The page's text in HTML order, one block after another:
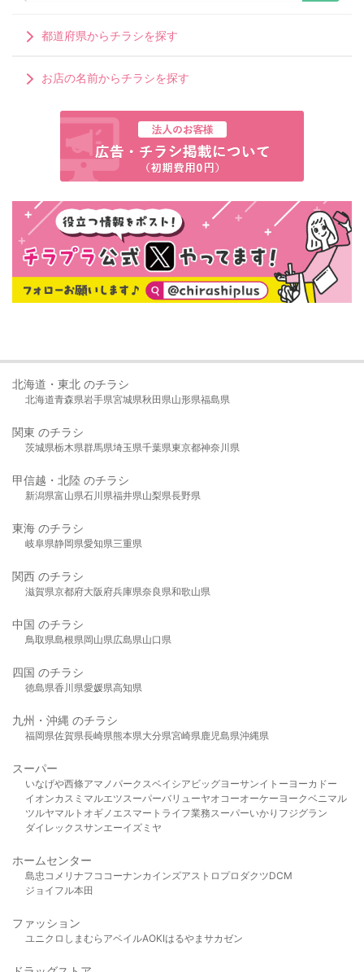
都道府県からチラシを探す
お店の名前からチラシを探す
北海道・東北 のチラシ
北海道青森県岩手県宮城県秋田県山形県福島県
関東 のチラシ
茨城県栃木県群馬県埼玉県千葉県東京都神奈川県
甲信越・北陸 のチラシ
新潟県富山県石川県福井県山梨県長野県
東海 のチラシ
岐阜県静岡県愛知県三重県
関西 のチラシ
滋賀県京都府大阪府兵庫県奈良県和歌山県
中国 のチラシ
鳥取県島根県岡山県広島県山口県
四国 のチラシ
徳島県香川県愛媛県高知県
九州・沖縄 のチラシ
福岡県佐賀県長崎県熊本県大分県宮崎県鹿児島県沖縄県
スーパー
いなげや西條アマノパークスベイシア ビッグヨーサンイトーヨーカドー
イオンカスミ マルエツスーパーバリューヤオコーオーケー ヨークベニマル
ツルヤマルト オギノ エスマート ライフ業務スーパーいかり フジグラン
ダイレックスサンエーイズミヤ
ホームセンター
島忠 コメリ ナフコ コーナンカインズアストロプロダクツDCM
ジョイフル本田
ファッション
ユニクロ しまむら アベイルAOKIはるやま サカゼン